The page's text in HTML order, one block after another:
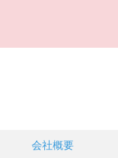
会社概要